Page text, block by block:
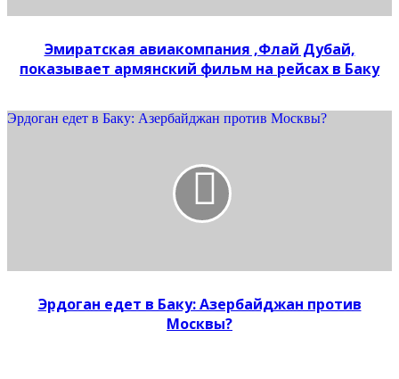
Эмиратская авиакомпания ,Флай Дубай,
показывает армянский фильм на рейсах в Баку
Эрдоган едет в Баку: Азербайджан против Москвы?
Эрдоган едет в Баку: Азербайджан против
Москвы?